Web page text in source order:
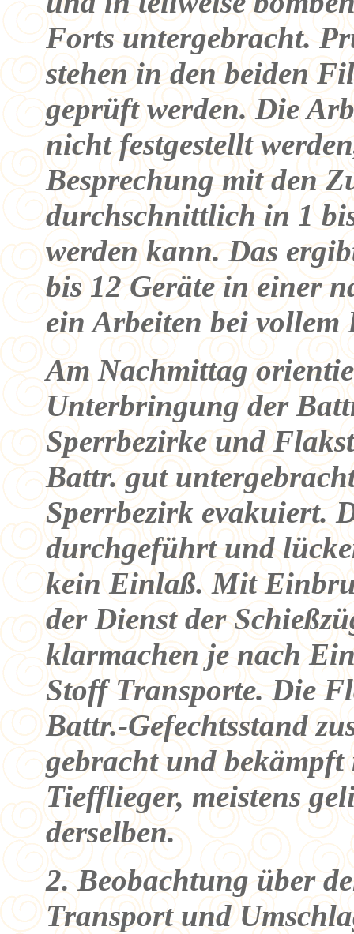
Forts untergebracht.
stehen in den beiden
geprüft werden. Die
nicht festgestellt
Besprechung mit den
durchschnittlich in 1
werden kann. Das
bis 12 Geräte in einer
ein Arbeiten bei vollem
Am Nachmittag
Unterbringung der
Sperrbezirke und
Battr. gut
Sperrbezirk evakuiert.
durchgeführt und
kein Einlaß. Mit
der Dienst der
klarmachen je nach
Stoff Transporte. Die
Battr.-Gefechtsstand
gebracht und
Tiefflieger, meistens
derselben.
2. Beobachtung über
Transport und